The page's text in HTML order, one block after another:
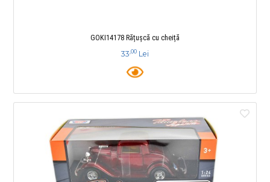
GOKI14178 Rățușcă cu cheiță
33,00 Lei